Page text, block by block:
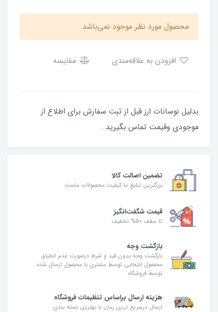
محصول مورد نظر موجود نمی‌باشد.
مقایسه
بدلیل نوسانات ارز قبل از ثبت سفارش برای اطلاع از
موجودی وقیمت تماس بگیرید .
تضمین اصالت کالا
بزرگترین تبلیغ ما کیفیت محصولات ماست.
قیمت شگفت‌انگیز
تا سقف 50% تخفیف
بازگشت وجه
بازگشت وجه بدون قید و شرط درصورت عدم انطباق
محصول انتخابی توسط مشتری با محصول ارسال شده
توسط فروشگاه
هزینه ارسال براساس تنظیمات فروشگاه
ارسال درسریع ترین زمان با بهترین بسته بندی